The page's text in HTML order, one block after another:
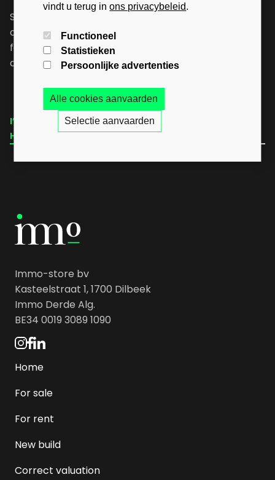
Stay up-to-date with the latest news, exclusive
offers, valuable insights, and inspiring stories. Sign up
for our newsletter today and don't miss out on
anything!
I’M LOOKING FOR MY DREAM
HOME
I’M SELLING MY CURRENT
HOME
vindt u terug in ons privacybeleid.
Functioneel
Statistieken
Persoonlijke advertenties
Alle cookies aanvaarden
Selectie aanvaarden
Immo-store bv
Kasteelstraat 1, 1700 Dilbeek
Immo Derde Alg.
BE34 0019 3089 1090
Home
For sale
For rent
New build
Correct valuation